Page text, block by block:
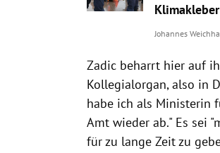
Johannes
Zadic beharrt hier auf
Kollegialorgan, also in
habe ich als Ministerin
Amt wieder ab." Es sei
für zu lange Zeit zu